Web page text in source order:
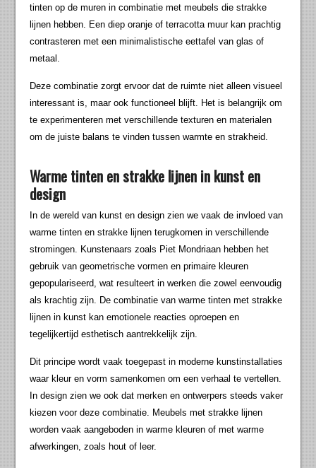
tinten op de muren in combinatie met meubels die strakke
lijnen hebben. Een diep oranje of terracotta muur kan prachtig
contrasteren met een minimalistische eettafel van glas of
metaal.
Deze combinatie zorgt ervoor dat de ruimte niet alleen visueel
interessant is, maar ook functioneel blijft. Het is belangrijk om
te experimenteren met verschillende texturen en materialen
om de juiste balans te vinden tussen warmte en strakheid.
Warme tinten en strakke lijnen in kunst en
design
In de wereld van kunst en design zien we vaak de invloed van
warme tinten en strakke lijnen terugkomen in verschillende
stromingen. Kunstenaars zoals Piet Mondriaan hebben het
gebruik van geometrische vormen en primaire kleuren
gepopulariseerd, wat resulteert in werken die zowel eenvoudig
als krachtig zijn. De combinatie van warme tinten met strakke
lijnen in kunst kan emotionele reacties oproepen en
tegelijkertijd esthetisch aantrekkelijk zijn.
Dit principe wordt vaak toegepast in moderne kunstinstallaties
waar kleur en vorm samenkomen om een verhaal te vertellen.
In design zien we ook dat merken en ontwerpers steeds vaker
kiezen voor deze combinatie. Meubels met strakke lijnen
worden vaak aangeboden in warme kleuren of met warme
afwerkingen, zoals hout of leer.